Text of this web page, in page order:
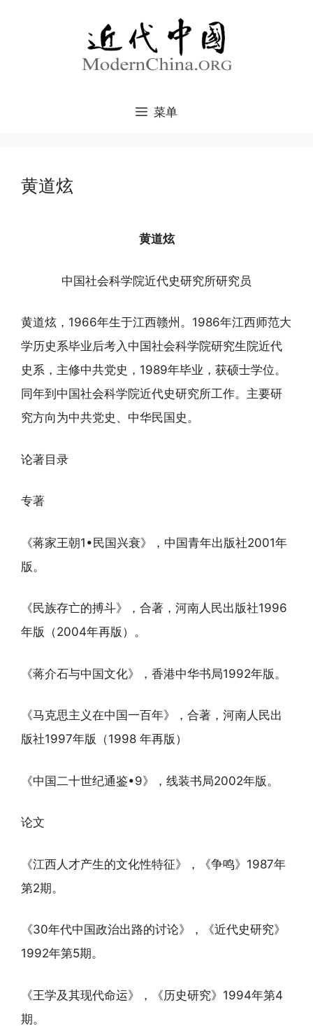
菜单
黄道炫
黄道炫
中国社会科学院近代史研究所研究员
黄道炫，1966年生于江西赣州。1986年江西师范大
学历史系毕业后考入中国社会科学院研究生院近代
史系，主修中共党史，1989年毕业，获硕士学位。
同年到中国社会科学院近代史研究所工作。主要研
究方向为中共党史、中华民国史。
论著目录
专著
《蒋家王朝1•民国兴衰》，中国青年出版社2001年
版。
《民族存亡的搏斗》，合著，河南人民出版社1996
年版（2004年再版）。
《蒋介石与中国文化》，香港中华书局1992年版。
《马克思主义在中国一百年》，合著，河南人民出
版社1997年版（1998 年再版）
《中国二十世纪通鉴•9》，线装书局2002年版。
论文
《江西人才产生的文化性特征》，《争鸣》1987年
第2期。
《30年代中国政治出路的讨论》，《近代史研究》
1992年第5期。
《王学及其现代命运》，《历史研究》1994年第4
期。